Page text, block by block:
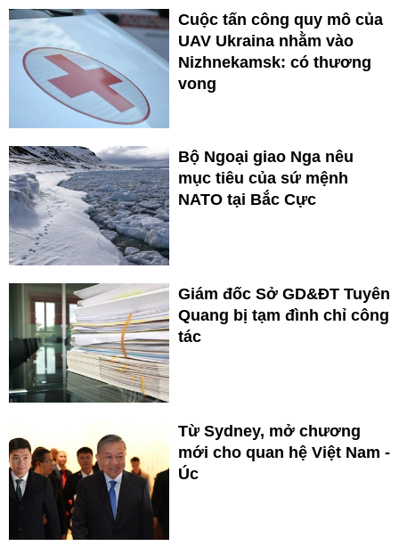
Cuộc tấn công quy mô của
UAV Ukraina nhằm vào
Nizhnekamsk: có thương
vong
Bộ Ngoại giao Nga nêu
mục tiêu của sứ mệnh
NATO tại Bắc Cực
Giám đốc Sở GD&ĐT Tuyên
Quang bị tạm đình chỉ công
tác
Từ Sydney, mở chương
mới cho quan hệ Việt Nam -
Úc